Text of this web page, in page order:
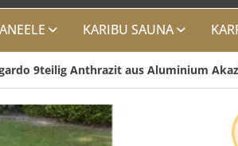
KARIBU SAUNA
9teilig Anthrazit aus Aluminium